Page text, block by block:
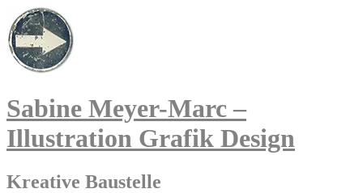
Sabine Meyer-Marc –
Illustration Grafik Design
Kreative Baustelle